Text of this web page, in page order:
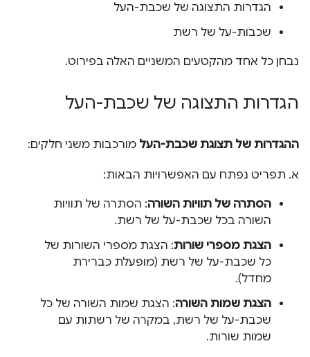
הגדרות התצוגה של שכבת-העל
שכבות-על של רשת
נבחן כל אחד מהקטעים המשניים האלה בפירוט.
הגדרות התצוגה של שכבת-העל
ההגדרות של תצוגת שכבת-העל מורכבות משני חלקים:
א. תפריט נפתח עם האפשרויות הבאות:
הסתרה של תוויות השורה: הסתרה של תוויות
השורה בכל שכבת-על של רשת.
הצגת מספרי שורות: הצגת מספרי השורות של
כל שכבת-על של רשת (מופעלת כברירת
מחדל).
הצגת שמות השורה: הצגת שמות השורה של כל
שכבת-על של רשת, במקרה של רשתות עם
שמות שורות.